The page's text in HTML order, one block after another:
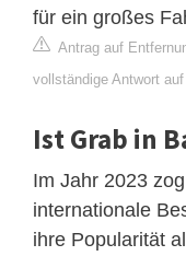
für ein großes
Antrag auf
vollständige Antwort
Ist Grab in
Im Jahr 2023
internationale
ihre Popularität